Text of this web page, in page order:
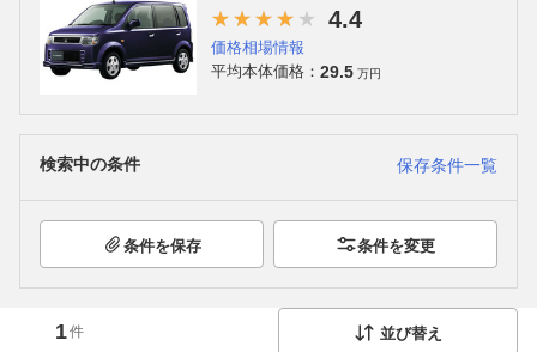
4.4
価格相場情報
平均本体価格： 29.5 万円
検索中の条件 保存条件一覧
条件を保存 条件を変更
1件 並び替え